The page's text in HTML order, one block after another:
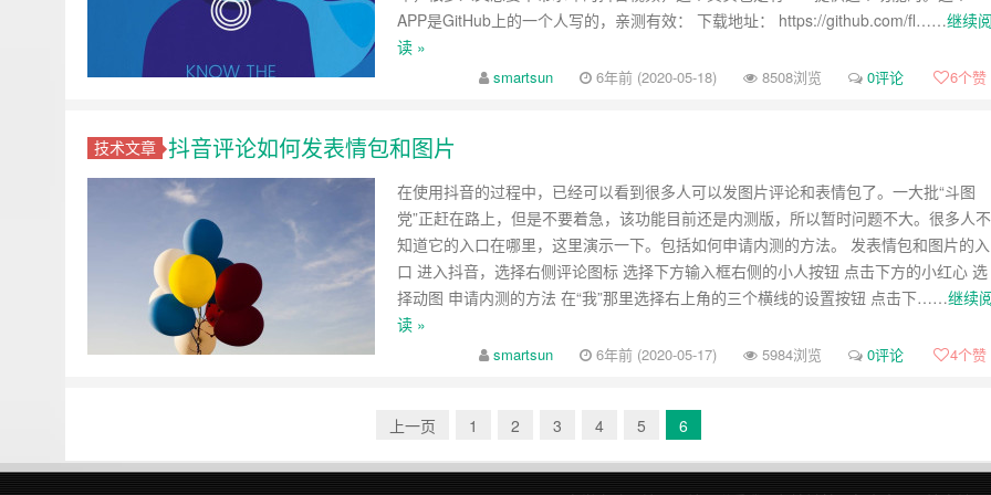
APP是GitHub上的一个人写的，亲测有效： 下载地址： https://github.com/fl……继续
读 »
smartsun 6年前 (2020-05-18) 8508浏览 0评论 6个赞
技术文章 抖音评论如何发表情包和图片
在使用抖音的过程中，已经可以看到很多人可以发图片评论和表情包了。一大批“斗图
党”正赶在路上，但是不要着急，该功能目前还是内测版，所以暂时问题不大。很多人不
知道它的入口在哪里，这里演示一下。包括如何申请内测的方法。 发表情包和图片的入
口 进入抖音，选择右侧评论图标 选择下方输入框右侧的小人按钮 点击下方的小红心 选
择动图 申请内测的方法 在“我”那里选择右上角的三个横线的设置按钮 点击下……继续
读 »
smartsun 6年前 (2020-05-17) 5984浏览 0评论 4个赞
上一页 1 2 3 4 5 6